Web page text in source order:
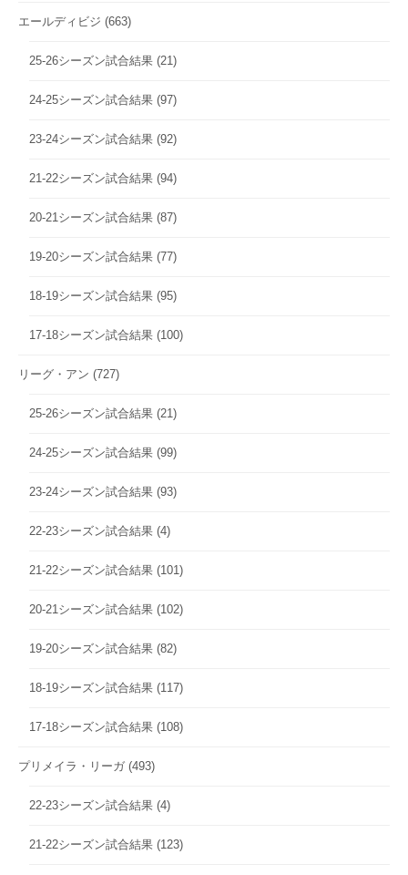
エールディビジ (663)
25-26シーズン試合結果 (21)
24-25シーズン試合結果 (97)
23-24シーズン試合結果 (92)
21-22シーズン試合結果 (94)
20-21シーズン試合結果 (87)
19-20シーズン試合結果 (77)
18-19シーズン試合結果 (95)
17-18シーズン試合結果 (100)
リーグ・アン (727)
25-26シーズン試合結果 (21)
24-25シーズン試合結果 (99)
23-24シーズン試合結果 (93)
22-23シーズン試合結果 (4)
21-22シーズン試合結果 (101)
20-21シーズン試合結果 (102)
19-20シーズン試合結果 (82)
18-19シーズン試合結果 (117)
17-18シーズン試合結果 (108)
プリメイラ・リーガ (493)
22-23シーズン試合結果 (4)
21-22シーズン試合結果 (123)